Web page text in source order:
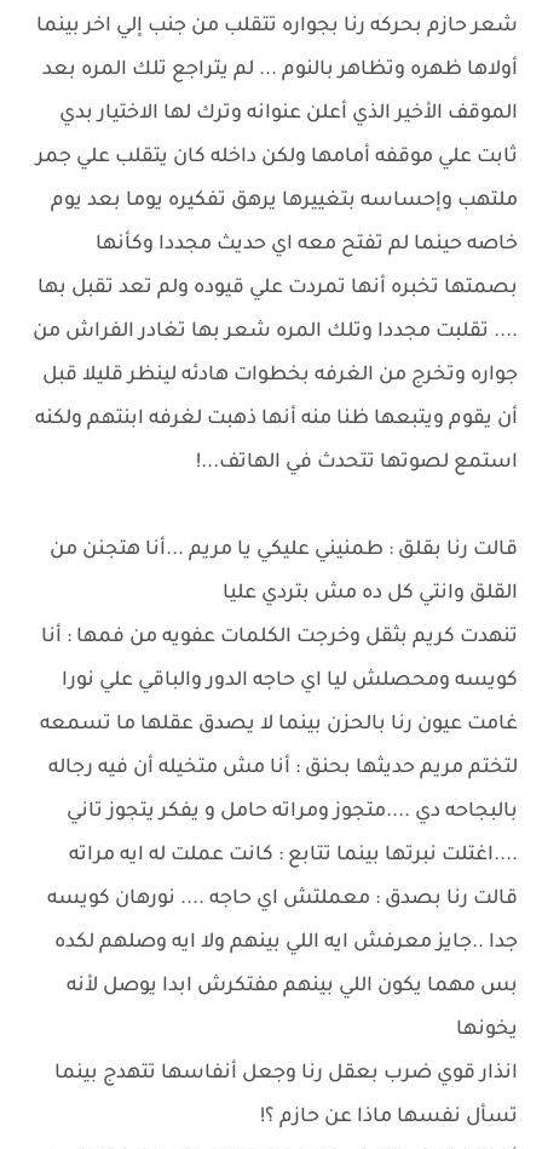
شعر حازم بحركه رنا بجواره تتقلب من جنب إلي اخر بينما
أولاها ظهره وتظاهر بالنوم ... لم يتراجع تلك المره بعد
الموقف الأخير الذي أعلن عنوانه وترك لها الاختيار بدي
ثابت علي موقفه أمامها ولكن داخله كان يتقلب علي جمر
ملتهب وإحساسه بتغييرها يرهق تفكيره يوما بعد يوم
خاصه حينما لم تفتح معه اي حديث مجددا وكأنها
بصمتها تخبره أنها تمردت علي قيوده ولم تعد تقبل بها
.... تقلبت مجددا وتلك المره شعر بها تغادر الفراش من
جواره وتخرج من الغرفه بخطوات هادئه لينظر قليلا قبل
أن يقوم ويتبعها ظنا منه أنها ذهبت لغرفه ابنتهم ولكنه
استمع لصوتها تتحدث في الهاتف...!
قالت رنا بقلق : طمنيني عليكي يا مريم ...أنا هتجنن من
القلق وانتي كل ده مش بتردي عليا
تنهدت كريم بثقل وخرجت الكلمات عفويه من فمها : أنا
كويسه ومحصلش ليا اي حاجه الدور والباقي علي نورا
غامت عيون رنا بالحزن بينما لا يصدق عقلها ما تسمعه
لتختم مريم حديثها بحنق : أنا مش متخيله أن فيه رجاله
بالبجاحه دي ....متجوز ومراته حامل و يفكر يتجوز تاني
....اغتلت نبرتها بينما تتابع : كانت عملت له ايه مراته
قالت رنا بصدق : معملتش اي حاجه .... نورهان كويسه
جدا ..جايز معرفش ايه اللي بينهم ولا ايه وصلهم لكده
بس مهما يكون اللي بينهم مفتكرش ابدا يوصل لأنه
يخونها
انذار قوي ضرب بعقل رنا وجعل أنفاسها تتهدج بينما
تسأل نفسها ماذا عن حازم ؟!